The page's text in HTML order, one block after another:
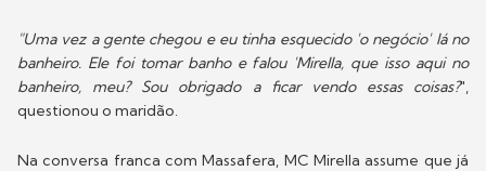
"Uma vez a gente chegou e eu tinha esquecido 'o negócio' lá no
banheiro. Ele foi tomar banho e falou 'Mirella, que isso aqui no
banheiro, meu? Sou obrigado a ficar vendo essas coisas?",
questionou o maridão.
Na conversa franca com Massafera, MC Mirella assume que já